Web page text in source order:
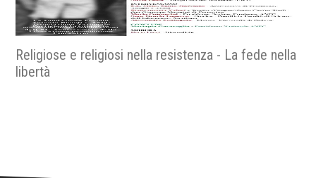
Religiose e religiosi nella resistenza - La fede nella
libertà